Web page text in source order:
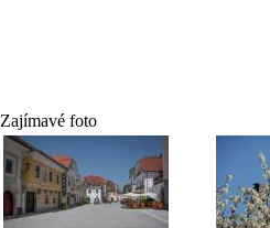
Zajímavé foto